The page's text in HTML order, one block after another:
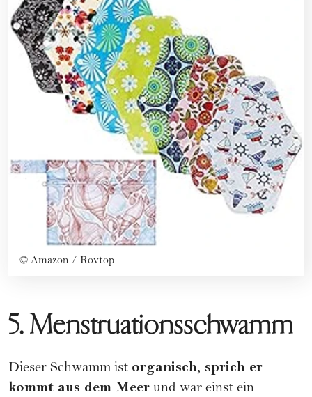
© Amazon / Rovtop
5. Menstruationsschwamm
Dieser Schwamm ist organisch, sprich er
kommt aus dem Meer und war einst ein